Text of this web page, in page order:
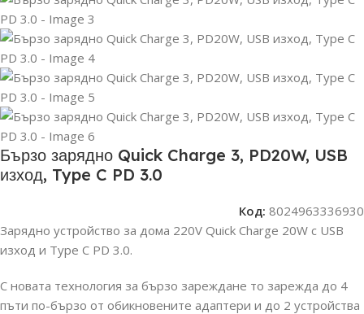
Бързо зарядно Quick Charge 3, PD20W, USB
изход, Type C PD 3.0
Код: 8024963336930
Зарядно устройство за дома 220V Quick Charge 20W с USB
изход и Type C PD 3.0.
С новата технология за бързо зареждане то зарежда до 4
пъти по-бързо от обикновените адаптери и до 2 устройства